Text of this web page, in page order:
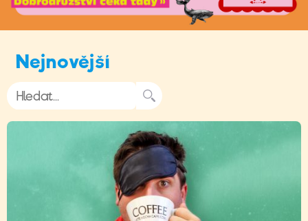
Nejnovější